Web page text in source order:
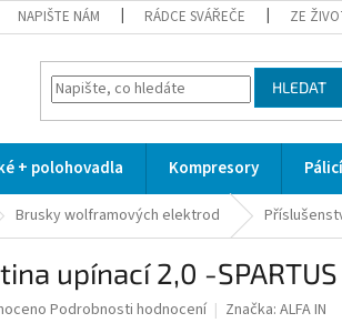
NAPIŠTE NÁM RÁDCE SVÁŘEČE ZE
HLEDAT
+ polohovadla Kompresory
Brusky wolframových elektrod
upínací 2,0 -SPARTUS
Podrobnosti hodnocení Značka: ALFA IN